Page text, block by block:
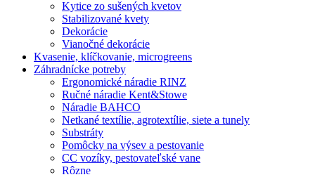
Kytice zo sušených kvetov
Stabilizované kvety
Dekorácie
Vianočné dekorácie
Kvasenie, klíčkovanie, microgreens
Záhradnícke potreby
Ergonomické náradie RINZ
Ručné náradie Kent&Stowe
Náradie BAHCO
Netkané textílie, agrotextílie, siete a tunely
Substráty
Pomôcky na výsev a pestovanie
CC vozíky, pestovateľské vane
Rôzne